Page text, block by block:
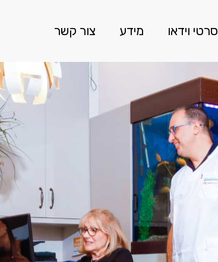
סרטי וידאו מידע צור קשר